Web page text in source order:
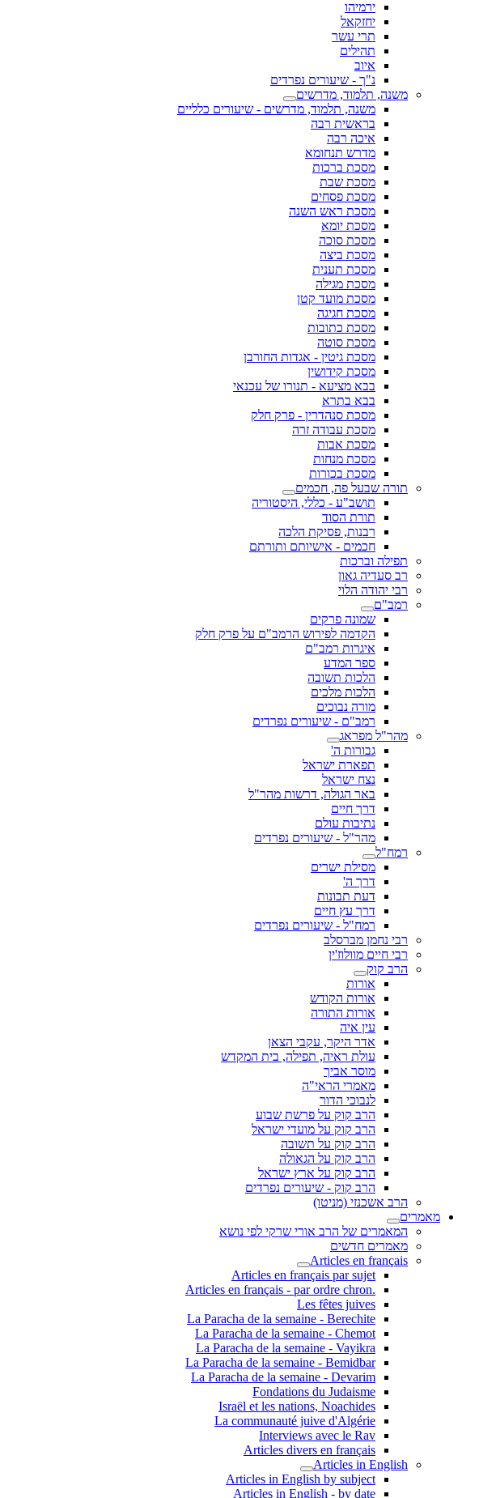
ירמיהו
יחזקאל
תרי עשר
תהילים
איוב
נ"ך - שיעורים נפרדים
משנה, תלמוד, מדרשים
משנה, תלמוד, מדרשים - שיעורים כלליים
בראשית רבה
איכה רבה
מדרש תנחומא
מסכת ברכות
מסכת שבת
מסכת פסחים
מסכת ראש השנה
מסכת יומא
מסכת סוכה
מסכת ביצה
מסכת תענית
מסכת מגילה
מסכת מועד קטן
מסכת חגיגה
מסכת כתובות
מסכת סוטה
מסכת גיטין - אגדות החורבן
מסכת קידושין
בבא מציעא - תנורו של עכנאי
בבא בתרא
מסכת סנהדרין - פרק חלק
מסכת עבודה זרה
מסכת אבות
מסכת מנחות
מסכת בכורות
תורה שבעל פה, חכמים
תושב"ע - כללי, היסטוריה
תורת הסוד
רבנות, פסיקת הלכה
חכמים - אישיותם ותורתם
תפילה וברכות
רב סעדיה גאון
רבי יהודה הלוי
רמב"ם
שמונה פרקים
הקדמה לפירוש הרמב"ם על פרק חלק
איגרות רמב"ם
ספר המדע
הלכות תשובה
הלכות מלכים
מורה נבוכים
רמב"ם - שיעורים נפרדים
מהר"ל מפראג
גבורות ה'
תפארת ישראל
נצח ישראל
באר הגולה, דרשות מהר"ל
דרך חיים
נתיבות עולם
מהר"ל - שיעורים נפרדים
רמח"ל
מסילת ישרים
דרך ה'
דעת תבונות
דרך עץ חיים
רמח"ל - שיעורים נפרדים
רבי נחמן מברסלב
רבי חיים מוולוז'ין
הרב קוק
אורות
אורות הקודש
אורות התורה
עין איה
אדר היקר, עקבי הצאן
עולת ראיה, תפילה, בית המקדש
מוסר אביך
מאמרי הראי"ה
לנבוכי הדור
הרב קוק על פרשת שבוע
הרב קוק על מועדי ישראל
הרב קוק על תשובה
הרב קוק על הגאולה
הרב קוק על ארץ ישראל
הרב קוק - שיעורים נפרדים
הרב אשכנזי (מניטו)
מאמרים
המאמרים של הרב אורי שרקי לפי נושא
מאמרים חדשים
Articles en français
Articles en français par sujet
.Articles en français - par ordre chron
Les fêtes juives
La Paracha de la semaine - Berechite
La Paracha de la semaine - Chemot
La Paracha de la semaine - Vayikra
La Paracha de la semaine - Bemidbar
La Paracha de la semaine - Devarim
Fondations du Judaisme
Israël et les nations, Noachides
La communauté juive d'Algérie
Interviews avec le Rav
Articles divers en français
Articles in English
Articles in English by subject
Articles in English - by date